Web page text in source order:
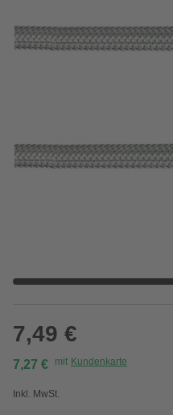
7,49 €
7,27 € mit Kundenkarte
Inkl. MwSt.